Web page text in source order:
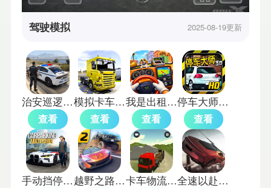
驾驶模拟 2025-08-19更新
治安巡逻警车模拟器
查看
模拟卡车城市建造
查看
我是出租车司机汉化版
查看
停车大师3d模拟器
查看
手动挡停车场新车模组 越野之路2(mod版) 卡车物流模拟器汉化版 全速以赴移植版